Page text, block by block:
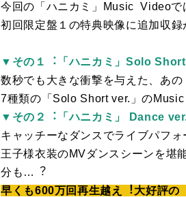
今回の「ハニカミ」Music Videoで
初回限定盤１の特典映像に追加収
▼その１︓「ハニカミ」Solo
数秒でも⼤きな衝撃を与えた、あ
7種類の「Solo Short ver.」の
▼その２︓「ハニカミ」 Dance
キャッチーなダンスでライブパフ
王⼦様⾐装のMVダンスシーンを堪
分も…︖
早くも600万回再⽣越え︕⼤好評の